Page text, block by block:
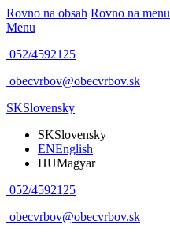
Rovno na obsah Rovno na menu
Menu
052/4592125
obecvrbov@obecvrbov.sk
SKSlovensky
SKSlovensky
ENEnglish
HUMagyar
052/4592125
obecvrbov@obecvrbov.sk